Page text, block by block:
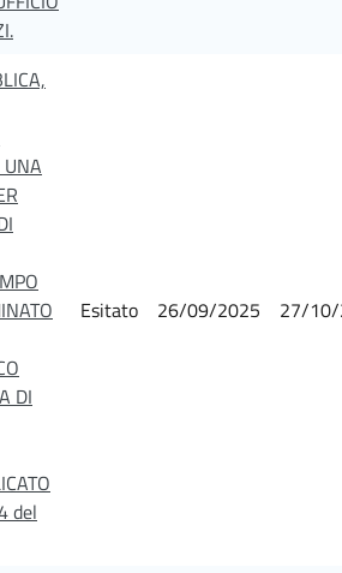
UNA
DI
del
Esitato 26/09/2025 27/